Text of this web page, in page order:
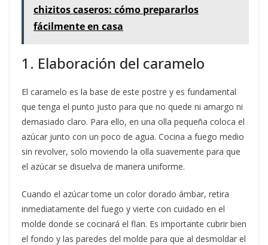
chizitos caseros: cómo prepararlos
fácilmente en casa
1. Elaboración del caramelo
El caramelo es la base de este postre y es fundamental
que tenga el punto justo para que no quede ni amargo ni
demasiado claro. Para ello, en una olla pequeña coloca el
azúcar junto con un poco de agua. Cocina a fuego medio
sin revolver, solo moviendo la olla suavemente para que
el azúcar se disuelva de manera uniforme.
Cuando el azúcar tome un color dorado ámbar, retira
inmediatamente del fuego y vierte con cuidado en el
molde donde se cocinará el flan. Es importante cubrir bien
el fondo y las paredes del molde para que al desmoldar el